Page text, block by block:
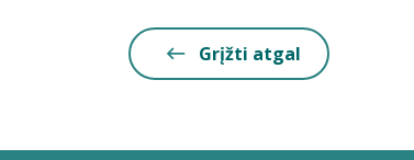
Grįžti atgal